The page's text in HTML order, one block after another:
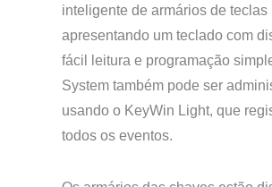
inteligente de armários de teclas
apresentando um teclado com
fácil leitura e programação
System também pode ser
usando o KeyWin Light, que
todos os eventos.